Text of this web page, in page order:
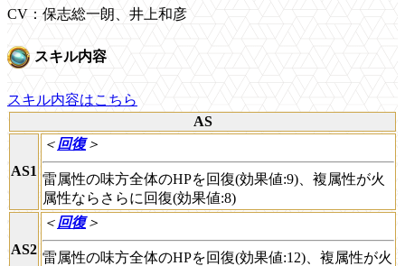
CV：保志総一朗、井上和彦
スキル内容
スキル内容はこちら
AS
AS1
＜回復＞
雷属性の味方全体のHPを回復(効果値:9)、複属性が火
属性ならさらに回復(効果値:8)
AS2
＜回復＞
雷属性の味方全体のHPを回復(効果値:12)、複属性が火